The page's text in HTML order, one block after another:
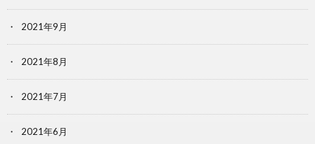
2021年9月
2021年8月
2021年7月
2021年6月